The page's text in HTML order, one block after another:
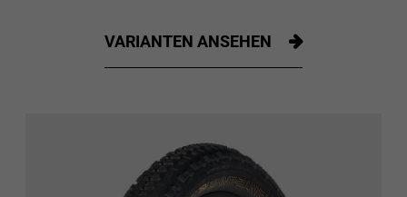
VARIANTEN ANSEHEN